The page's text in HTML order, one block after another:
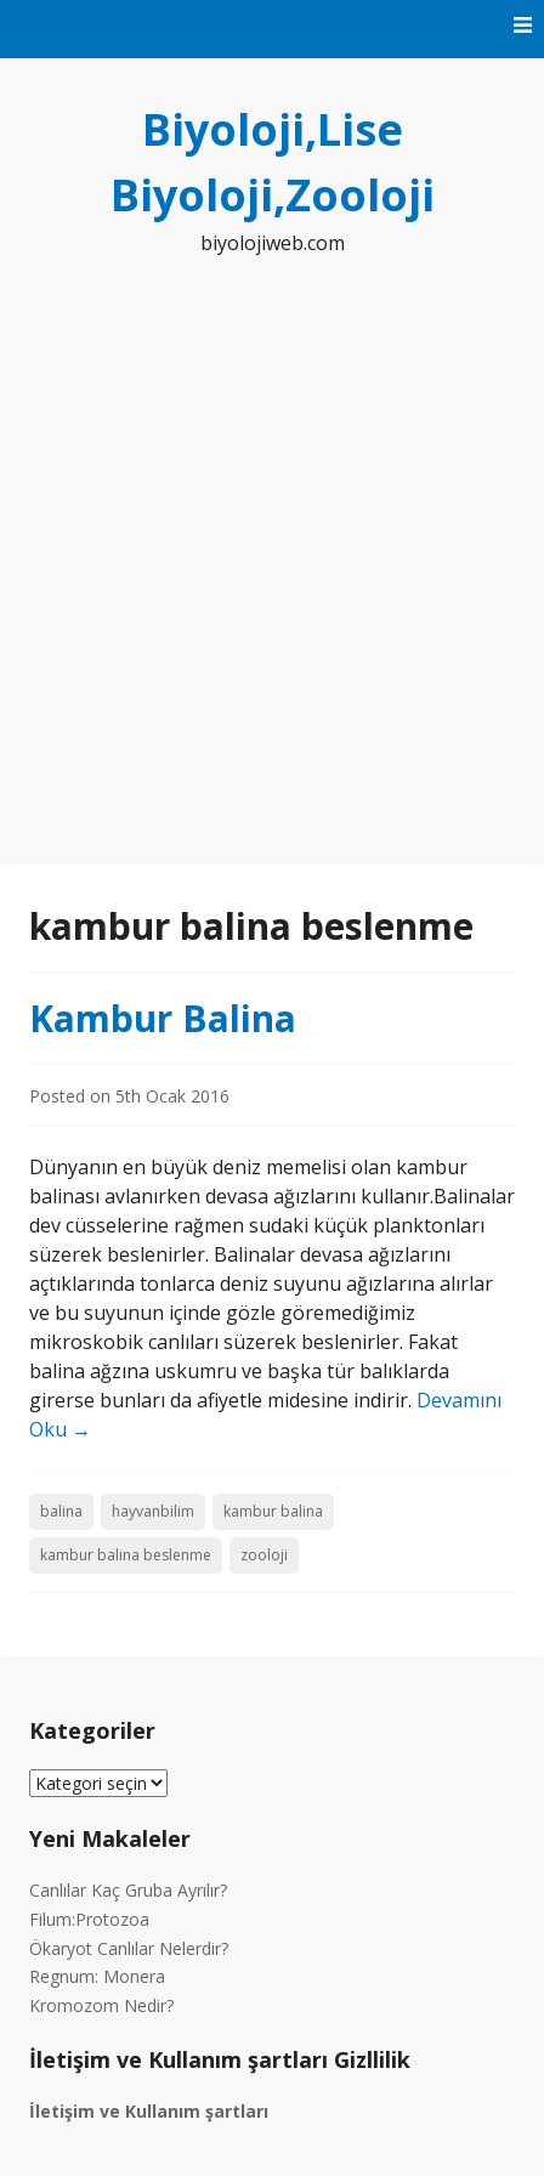
Biyoloji,Lise
Biyoloji,Zooloji
biyolojiweb.com
kambur balina beslenme
Kambur Balina
Posted on 5th Ocak 2016
Dünyanın en büyük deniz memelisi olan kambur
balinası avlanırken devasa ağızlarını kullanır.Balinalar
dev cüsselerine rağmen sudaki küçük planktonları
süzerek beslenirler. Balinalar devasa ağızlarını
açtıklarında tonlarca deniz suyunu ağızlarına alırlar
ve bu suyunun içinde gözle göremediğimiz
mikroskobik canlıları süzerek beslenirler. Fakat
balina ağzına uskumru ve başka tür balıklarda
girerse bunları da afiyetle midesine indirir. Devamını
Oku →
balina hayvanbilim kambur balina
kambur balina beslenme zooloji
Kategoriler
Kategoriler
Yeni Makaleler
Canlılar Kaç Gruba Ayrılır?
Filum:Protozoa
Ökaryot Canlılar Nelerdir?
Regnum: Monera
Kromozom Nedir?
İletişim ve Kullanım şartları Gizllilik
İletişim ve Kullanım şartları